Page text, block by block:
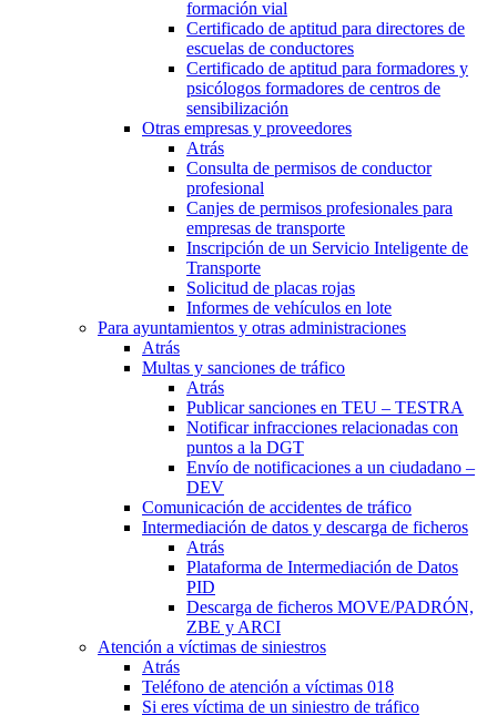
formación vial
Certificado de aptitud para directores de
escuelas de conductores
Certificado de aptitud para formadores y
psicólogos formadores de centros de
sensibilización
Otras empresas y proveedores
Atrás
Consulta de permisos de conductor
profesional
Canjes de permisos profesionales para
empresas de transporte
Inscripción de un Servicio Inteligente de
Transporte
Solicitud de placas rojas
Informes de vehículos en lote
Para ayuntamientos y otras administraciones
Atrás
Multas y sanciones de tráfico
Atrás
Publicar sanciones en TEU – TESTRA
Notificar infracciones relacionadas con
puntos a la DGT
Envío de notificaciones a un ciudadano –
DEV
Comunicación de accidentes de tráfico
Intermediación de datos y descarga de ficheros
Atrás
Plataforma de Intermediación de Datos
PID
Descarga de ficheros MOVE/PADRÓN,
ZBE y ARCI
Atención a víctimas de siniestros
Atrás
Teléfono de atención a víctimas 018
Si eres víctima de un siniestro de tráfico